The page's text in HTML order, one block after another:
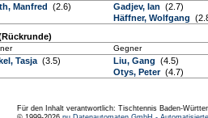
Manfred (2.6) Gadjev, Ian (2.7)
Häffner, Wolfgang
Gegner
Tasja (3.5) Liu, Gang (4.5)
Otys, Peter (4.7)
Für den Inhalt verantwortlich: Tischtennis Baden-